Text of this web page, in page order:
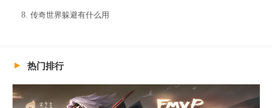
传奇世界躲避有什么用
热门排行